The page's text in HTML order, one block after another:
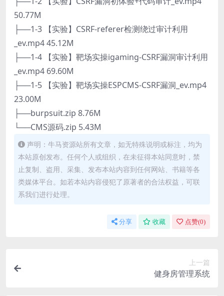
50.77M
├──1-3 【实验】CSRF-referer检测绕过审计利用
_ev.mp4 45.12M
├──1-4 【实验】靶场实操igaming-CSRF漏洞审计利用
_ev.mp4 69.60M
├──1-5 【实验】靶场实操ESPCMS-CSRF漏洞_ev.mp4
23.00M
├──burpsuit.zip 8.76M
└──CMS源码.zip 5.43M
声明：牛马资源站所有文章，如无特殊说明或标注，均为
本站原创发布。任何个人或组织，在未征得本站同意时，禁
止复制、盗用、采集、发布本站内容到任何网站、书籍等各
类媒体平台。如若本站内容侵犯了原著者的合法权益，可联
系我们进行处理。
分享 收藏 点赞(0)
上一篇
健身房管理系统